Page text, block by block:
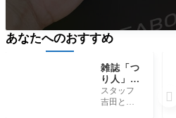
あなたへのおすすめ
雑誌「つ
り人」に
スタッフ
吉田、齋
スタッフ
吉田とワ
